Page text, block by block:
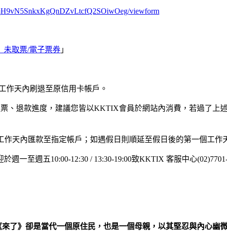
viewform
未取票/電子票券 」
作天內刷退至原信用卡帳戶。
、退款進度，建議您皆以KKTIX會員於網站內消費，若過了上
天內匯款至指定帳戶；如遇假日則順延至假日後的第一個工作
一至週五10:00-12:30 / 13:30-19:00致KKTIX 客服中心
了》卻是當代一個原住民，也是一個母親，以其堅忍與內心幽